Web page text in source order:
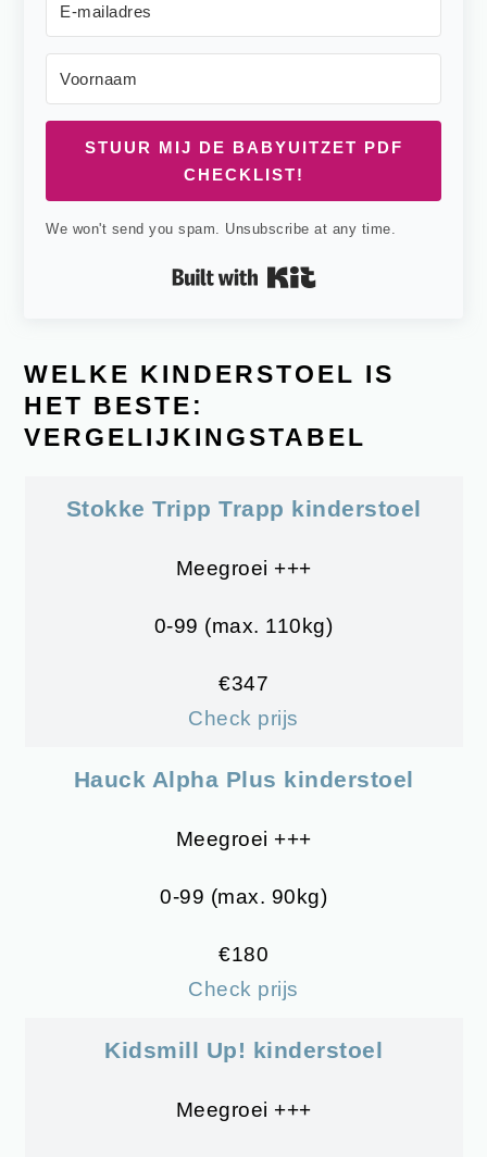
STUUR MIJ DE BABYUITZET PDF
CHECKLIST!
We won't send you spam. Unsubscribe at any time.
Built with Kit
WELKE KINDERSTOEL IS
HET BESTE:
VERGELIJKINGSTABEL
Stokke Tripp Trapp kinderstoel
Meegroei +++
0-99 (max. 110kg)
€347
Check prijs
Hauck Alpha Plus kinderstoel
Meegroei +++
0-99 (max. 90kg)
€180
Check prijs
Kidsmill Up! kinderstoel
Meegroei +++